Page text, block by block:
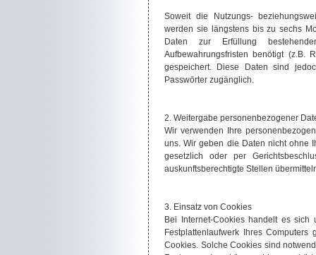
Soweit die Nutzungs-
werden sie längstens bis zu sechs
Daten zur Erfüllung
Aufbewahrungsfristen benötigt (z.B.
gespeichert. Diese Daten sind
Passwörter zugänglich.
2. Weitergabe personenbezogener
Wir verwenden Ihre
uns. Wir geben die Daten nicht ohne
gesetzlich oder per
auskunftsberechtigte Stellen
3. Einsatz von Cookies
Bei Internet-Cookies handelt es
Festplattenlaufwerk Ihres
Cookies. Solche Cookies sind